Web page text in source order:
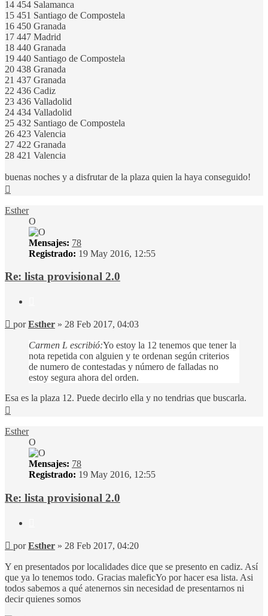
14 454 Salamanca
15 451 Santiago de Compostela
16 450 Granada
17 447 Madrid
18 440 Granada
19 440 Santiago de Compostela
20 438 Granada
21 437 Granada
22 436 Cadiz
23 436 Valladolid
24 434 Valladolid
25 432 Santiago de Compostela
26 423 Valencia
27 422 Granada
28 421 Valencia
buenas noches y a disfrutar de la plaza quien la haya conseguido!
Esther
O
Mensajes: 78
Registrado: 19 May 2016, 12:55
Re: lista provisional 2.0
Mensaje
porEsther » 28 Feb 2017, 04:03
Carmen L escribió:Yo estoy la 12 tenemos que tener la
nota repetida con alguien y te ordenan según criterios
de numero de contestadas y número de falladas no
estoy segura ahora del orden.
Esa es la plaza 12. Puede decirlo ella y no tendrias que buscarla.
Esther
O
Mensajes: 78
Registrado: 19 May 2016, 12:55
Re: lista provisional 2.0
Mensaje
porEsther » 28 Feb 2017, 04:20
Y en presentados por localidades dice que se presento en cadiz. Así
que ya lo tenemos todo. Gracias maleficYo por hacer esa lista. Asi
todos sabemos a qué atenernos sin necesidad de presentarnos ni
decir quienes somos